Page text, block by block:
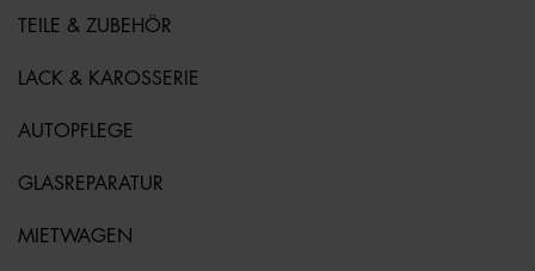
TEILE & ZUBEHÖR
LACK & KAROSSERIE
AUTOPFLEGE
GLASREPARATUR
MIETWAGEN